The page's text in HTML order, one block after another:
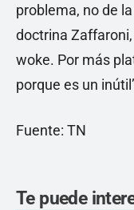
problema, no de
doctrina
woke. Por más
porque es un
Fuente: TN
Te puede